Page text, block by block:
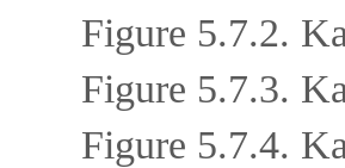
Figure 5.7.2.
Figure 5.7.3.
Figure 5.7.4.